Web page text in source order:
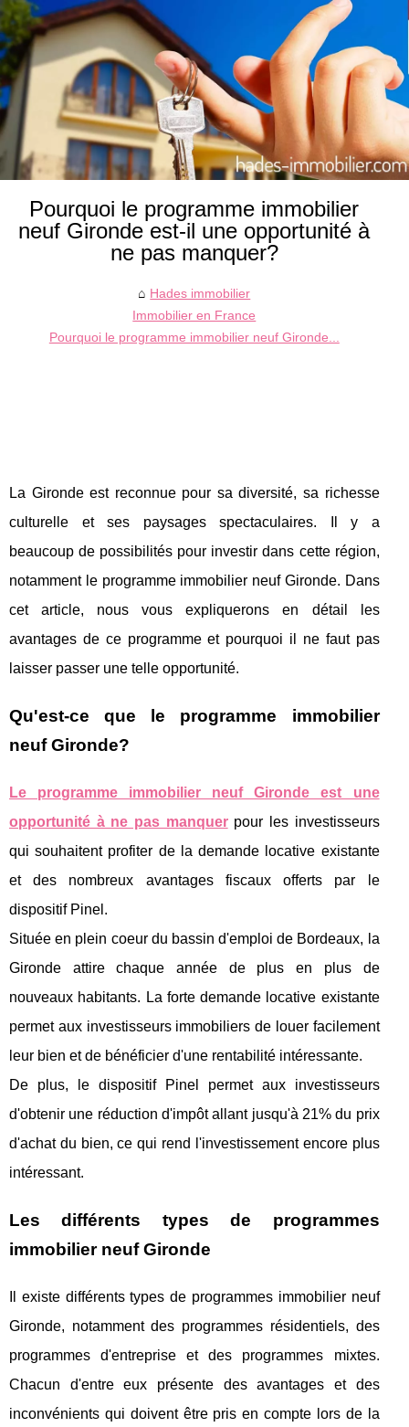
Pourquoi le programme immobilier
neuf Gironde est-il une opportunité à
ne pas manquer?
Hades immobilier
Immobilier en France
Pourquoi le programme immobilier neuf Gironde...
La Gironde est reconnue pour sa diversité, sa richesse
culturelle et ses paysages spectaculaires. Il y a
beaucoup de possibilités pour investir dans cette région,
notamment le programme immobilier neuf Gironde. Dans
cet article, nous vous expliquerons en détail les
avantages de ce programme et pourquoi il ne faut pas
laisser passer une telle opportunité.
Qu'est-ce que le programme immobilier
neuf Gironde?
Le programme immobilier neuf Gironde est une
opportunité à ne pas manquerpour les investisseurs
qui souhaitent profiter de la demande locative existante
et des nombreux avantages fiscaux offerts par le
dispositif Pinel.
Située en plein coeur du bassin d'emploi de Bordeaux, la
Gironde attire chaque année de plus en plus de
nouveaux habitants. La forte demande locative existante
permet aux investisseurs immobiliers de louer facilement
leur bien et de bénéficier d'une rentabilité intéressante.
De plus, le dispositif Pinel permet aux investisseurs
d'obtenir une réduction d'impôt allant jusqu'à 21% du prix
d'achat du bien, ce qui rend l'investissement encore plus
intéressant.
Les différents types de programmes
immobilier neuf Gironde
Il existe différents types de programmes immobilier neuf
Gironde, notamment des programmes résidentiels, des
programmes d'entreprise et des programmes mixtes.
Chacun d'entre eux présente des avantages et des
inconvénients qui doivent être pris en compte lors de la